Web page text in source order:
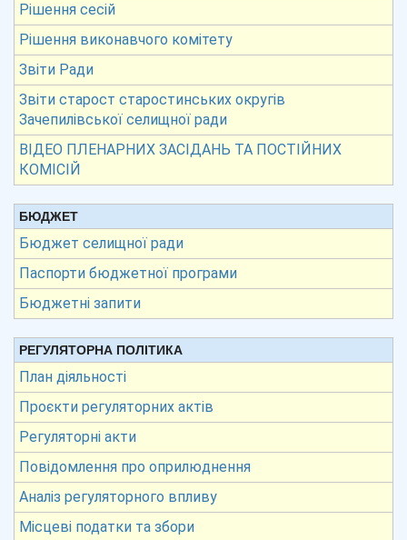
Рішення сесій
Рішення виконавчого комітету
Звіти Ради
Звіти старост старостинських округів
Зачепилівської селищної ради
ВІДЕО ПЛЕНАРНИХ ЗАСІДАНЬ ТА ПОСТІЙНИХ
КОМІСІЙ
БЮДЖЕТ
Бюджет селищної ради
Паспорти бюджетної програми
Бюджетні запити
РЕГУЛЯТОРНА ПОЛІТИКА
План діяльності
Проєкти регуляторних актів
Регуляторні акти
Повідомлення про оприлюднення
Аналіз регуляторного впливу
Місцеві податки та збори